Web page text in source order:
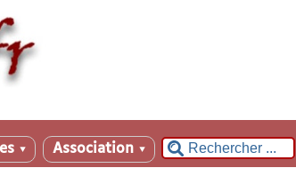
▼ Association ▼